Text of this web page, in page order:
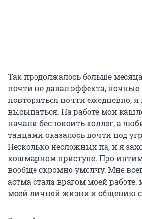
Так продолжалось больше
почти не давал эффекта,
повторяться почти ежедневно, я
высыпаться. На работе мои
начали беспокоить коллег, а
танцами оказалось почти под
Несколько несложных па, и я
кошмарном приступе. Про
вообще скромно умолчу. Мне
астма стала врагом моей работе,
моей личной жизни и общению с